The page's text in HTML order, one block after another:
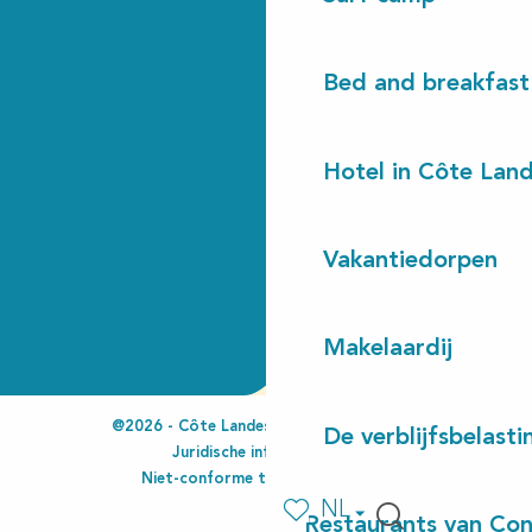
Bed and breakfast
Hotel in Côte
Vakantiedorpen
Makelaardij
De
Restaurants van
NL
@2026 - Côte Landes Nature Tourisme
Juridische informatie
Niet-conforme toegankelijkheid